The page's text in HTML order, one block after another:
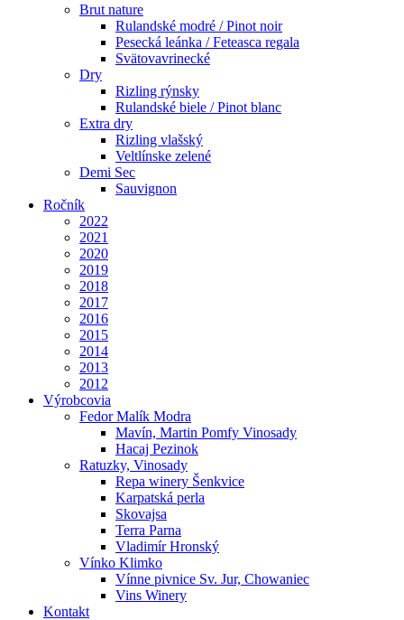
Brut nature
Rulandské modré / Pinot noir
Pesecká leánka / Feteasca regala
Svätovavrinecké
Dry
Rizling rýnsky
Rulandské biele / Pinot blanc
Extra dry
Rizling vlašský
Veltlínske zelené
Demi Sec
Sauvignon
Ročník
2022
2021
2020
2019
2018
2017
2016
2015
2014
2013
2012
Výrobcovia
Fedor Malík Modra
Mavín, Martin Pomfy Vinosady
Hacaj Pezinok
Ratuzky, Vinosady
Repa winery Šenkvice
Karpatská perla
Skovajsa
Terra Parna
Vladimír Hronský
Vínko Klimko
Vínne pivnice Sv. Jur, Chowaniec
Vins Winery
Kontakt